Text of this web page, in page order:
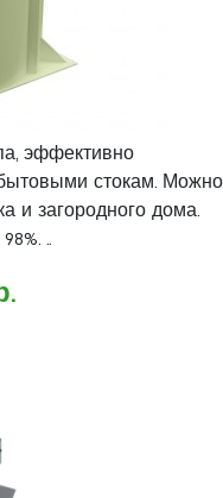
эффективно
стокам. Можно
и загородного дома.
..